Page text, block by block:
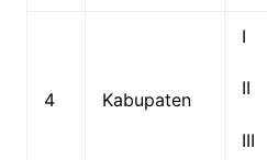
4 Kabupaten
I
II
III